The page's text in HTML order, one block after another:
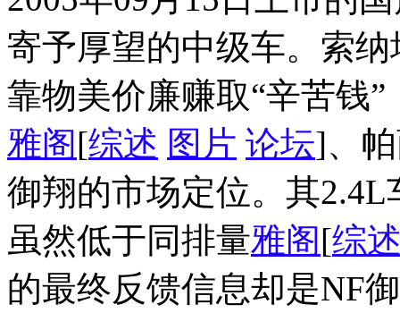
寄予厚望的中级车。索
靠物美价廉赚取“辛苦钱
雅阁[综述 图片 论坛]、
御翔的市场定位。其2.4L
虽然低于同排量雅阁[综
的最终反馈信息却是NF